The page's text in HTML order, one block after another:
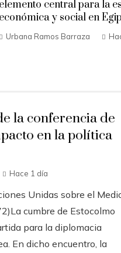
elemento central para la
económica y social en
Urbana Ramos Barraza
la conferencia de
en la política
Hace 1 día
Unidas sobre el
cumbre de Estocolmo
para la diplomacia
En dicho encuentro, la